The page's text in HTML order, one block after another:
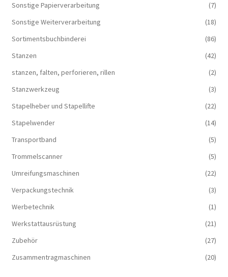
Sonstige Papierverarbeitung
(7)
Sonstige Weiterverarbeitung
(18)
Sortimentsbuchbinderei
(86)
Stanzen
(42)
stanzen, falten, perforieren, rillen
(2)
Stanzwerkzeug
(3)
Stapelheber und Stapellifte
(22)
Stapelwender
(14)
Transportband
(5)
Trommelscanner
(5)
Umreifungsmaschinen
(22)
Verpackungstechnik
(3)
Werbetechnik
(1)
Werkstattausrüstung
(21)
Zubehör
(27)
Zusammentragmaschinen
(20)